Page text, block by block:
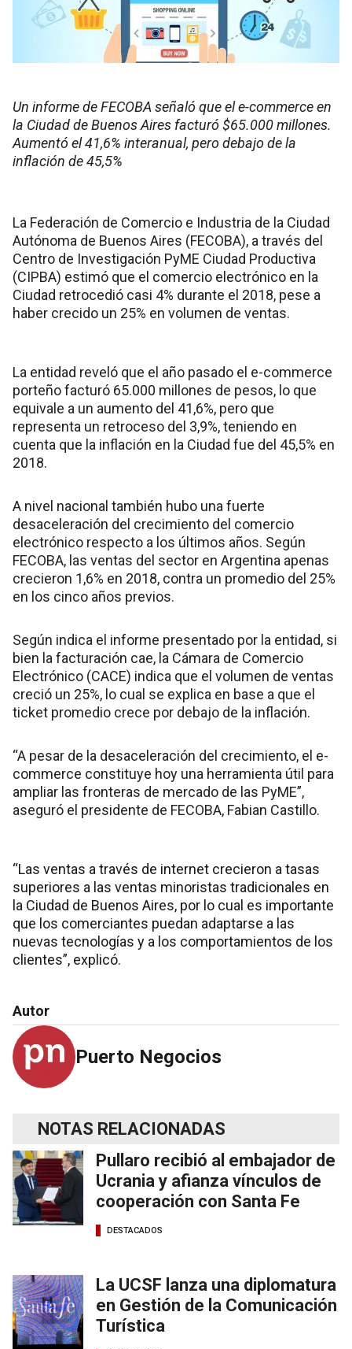
Un informe de FECOBA señaló que el e-commerce en
la Ciudad de Buenos Aires facturó $65.000 millones.
Aumentó el 41,6% interanual, pero debajo de la
inflación de 45,5%
La Federación de Comercio e Industria de la Ciudad
Autónoma de Buenos Aires (FECOBA), a través del
Centro de Investigación PyME Ciudad Productiva
(CIPBA) estimó que el comercio electrónico en la
Ciudad retrocedió casi 4% durante el 2018, pese a
haber crecido un 25% en volumen de ventas.
La entidad reveló que el año pasado el e-commerce
porteño facturó 65.000 millones de pesos, lo que
equivale a un aumento del 41,6%, pero que
representa un retroceso del 3,9%, teniendo en
cuenta que la inflación en la Ciudad fue del 45,5% en
2018.
A nivel nacional también hubo una fuerte
desaceleración del crecimiento del comercio
electrónico respecto a los últimos años. Según
FECOBA, las ventas del sector en Argentina apenas
crecieron 1,6% en 2018, contra un promedio del 25%
en los cinco años previos.
Según indica el informe presentado por la entidad, si
bien la facturación cae, la Cámara de Comercio
Electrónico (CACE) indica que el volumen de ventas
creció un 25%, lo cual se explica en base a que el
ticket promedio crece por debajo de la inflación.
“A pesar de la desaceleración del crecimiento, el e-
commerce constituye hoy una herramienta útil para
ampliar las fronteras de mercado de las PyME”,
aseguró el presidente de FECOBA, Fabian Castillo.
“Las ventas a través de internet crecieron a tasas
superiores a las ventas minoristas tradicionales en
la Ciudad de Buenos Aires, por lo cual es importante
que los comerciantes puedan adaptarse a las
nuevas tecnologías y a los comportamientos de los
clientes”, explicó.
Autor
Puerto Negocios
NOTAS RELACIONADAS
Pullaro recibió al embajador de
Ucrania y afianza vínculos de
cooperación con Santa Fe
DESTACADOS
La UCSF lanza una diplomatura
en Gestión de la Comunicación
Turística